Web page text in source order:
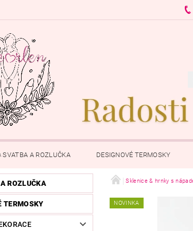
SVATBA A ROZLUČKA DESIGNOVÉ TERMOSKY
DOMOV ANDÍLCI A FIGURKY ŠPERKY S
ROZLUČKA
TERMOSKY
Sklenice & hrnky s
NOVINKA